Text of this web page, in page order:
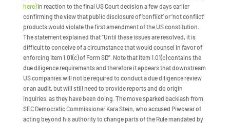
here)in reaction to the final US Court decision a few days earlier
confirming the view that public disclosure of ‘conflict’ or ‘not conflict’
products would violate the first amendment of the US constitution.
The statement explained that “Until these issues are resolved, it is
difficult to conceive of a circumstance that would counsel in favor of
enforcing Item 1.01(c) of Form SD”. Note that Item 1.01(c) contains the
due diligence requirements and therefore it appears that downstream
US companies will not be required to conduct a due diligence review
or an audit, but will still need to provide reports and do origin
inquiries, as they have been doing. The move sparked backlash from
SEC Democratic Commissioner Kara Stein, who accused Piwowar of
acting beyond his authority to change parts of the Rule mandated by